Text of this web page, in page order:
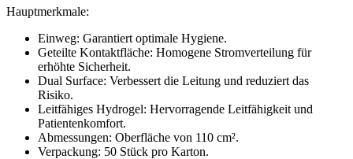
Hauptmerkmale:
Einweg: Garantiert optimale Hygiene.
Geteilte Kontaktfläche: Homogene Stromverteilung für
erhöhte Sicherheit.
Dual Surface: Verbessert die Leitung und reduziert das
Risiko.
Leitfähiges Hydrogel: Hervorragende Leitfähigkeit und
Patientenkomfort.
Abmessungen: Oberfläche von 110 cm².
Verpackung: 50 Stück pro Karton.